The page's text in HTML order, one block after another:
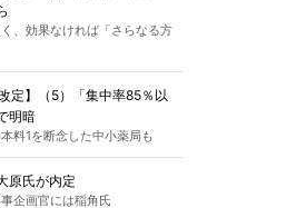
、効果なければ「さらなる方
定】（5）「集中率85％以
明暗
料1を断念した中小薬局も
原氏が内定
企画官には稲角氏